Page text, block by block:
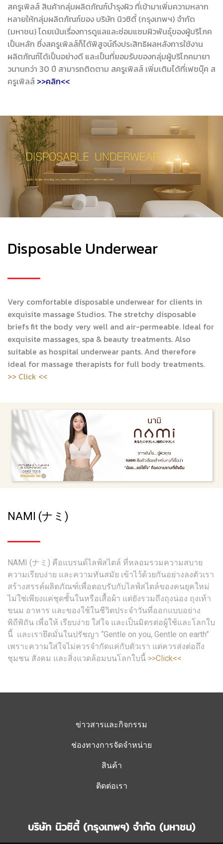
สครูเพิลส์ สินค้ากลุ่มผลิตภัณฑ์บำรุงผิว ที่เข้ามาเพิ่มความหลาก
หลายให้กลุ่มผลิตภัณฑ์ของ บริษัท นิวซิตี้ (กรุงเทพฯ) จำกัด
(มหาชน) โดยเน้นเรื่องการดูแลและซ่อมแซมผิวพันธุ์ของผู้บริโภค
เป็นหลัก ซึ่งสครูเพิลส์ก็ได้พิสูจน์ถึงประสิทธิผลหลังการใช้งาน
ผลิตภัณฑ์ได้เป็นอย่างดี และเป็นที่ยอมรับของกลุ่มผู้บริโภคมายา
วนานกว่า 30 ปี สามารถติดตาม สครูเพิลส์ เพิ่มเติมได้ที่เฟซบุ๊ค ส
ครูเพิลส์ >>คลิก<<
Disposable Underwear
Very comfortable disposable underwear for clients in
exquisite massage Studios. The stretchy disposable
briefs fit the body very well and air-permeable. Ideal for
exquisite massages, spa & beauty treatments. Also
suitable as hospital underwear pants. And therefore
ideal for massage therapists for full body treatments.
>> Click <<
NAMI (ナミ)
NAMI (ナミ) คือแบรนด์ไลฟ์สไตล์ ที่หลอมรวมความสบาย
ความเรียบง่าย และความทันสมัย เข้าไว้ด้วยกันอย่างลงตัวเรา
สร้างสรรค์ผลิตภัณฑ์เพื่อตอบรับกับไลฟ์สไตล์ของคนยุคใหม่
ไม่ใช่เพียงแค่ชุดชั้นในหรือเสื้อผ้า แต่ยังรวมถึงถุงน่อง ถุงเท้า
ขนม อาหาร และของใช้ในชีวิตประจำวันที่ออกแบบอย่าง
พิถีพิถัน เพื่อให้ เรียบง่าย ใส่ใจ และเป็นมิตรต่อผู้ใช้และโลกใบ
นี้ และเรายึดมั่นในปรัชญา “Gentle on you, Gentle on earth”
เพราะความใส่ใจไม่ควรจำกัดแค่กับตัวเรา แต่ควรส่งต่อถึง
ชุมชน สังคม และสิ่งแวดล้อมบนโลกใบนี้ >>Click<<
ข่าวสารและกิจกรรม
ช่องทางการจัดจำหน่าย
สินค้า
ติดต่อเรา
บริษัท นิวซิตี้ (กรุงเทพฯ) จำกัด (มหาชน)